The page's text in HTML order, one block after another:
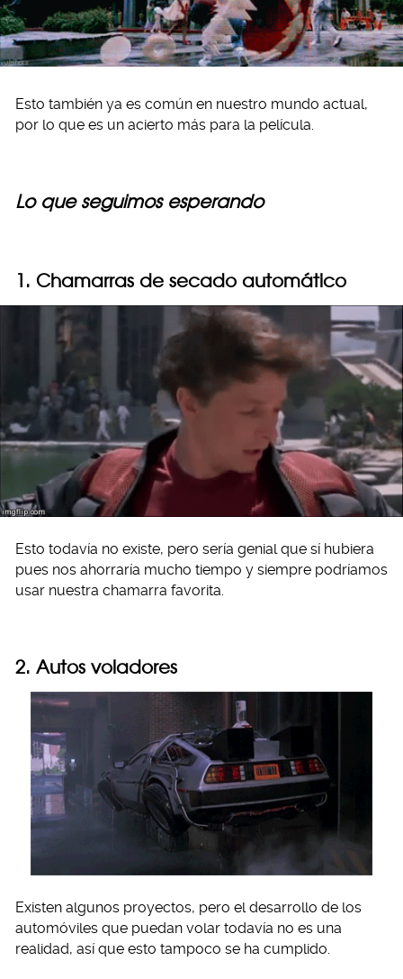
Esto también ya es común en nuestro mundo actual,
por lo que es un acierto más para la película.
Lo que seguimos esperando
1. Chamarras de secado automático
Esto todavía no existe, pero sería genial que sí hubiera
pues nos ahorraría mucho tiempo y siempre podríamos
usar nuestra chamarra favorita.
2. Autos voladores
Existen algunos proyectos, pero el desarrollo de los
automóviles que puedan volar todavía no es una
realidad, así que esto tampoco se ha cumplido.